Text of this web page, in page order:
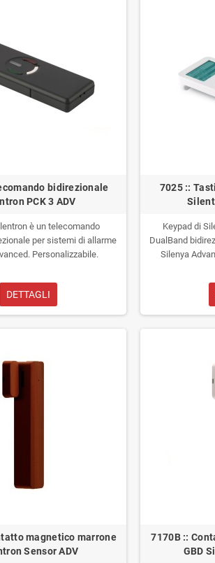
bidirezionale
PCK 3 ADV
è un telecomando
per sistemi di allarme
Personalizzabile.
DETTAGLI
7025 ::
Keypad di
DualBand
Silenya
magnetico marrone
Sensor ADV
7170B ::
GBD